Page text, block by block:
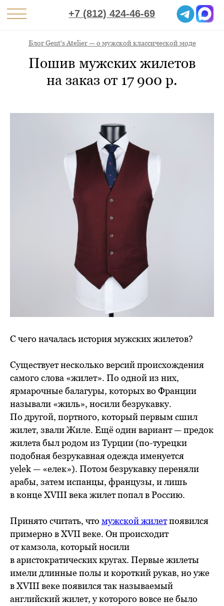
+7 (812) 424-46-69
Блог Gent's Atelier — о мужской классической моде
Пошив мужских жилетов
на заказ от 17 900 р.
С чего началась история мужских жилетов?
Существует несколько версий происхождения
самого слова «жилет». По одной из них,
ярмарочные балагуры, которых во Франции
называли «жиль», носили безрукавку.
По другой, портного, который первым сшил
жилет, звали Жиле. Ещё один вариант — предок
жилета был родом из Турции (по-турецки
подобная безрукавная одежда именуется
yelek — «елек»). Потом безрукавку переняли
арабы, затем испанцы, французы, и лишь
в конце XVIII века жилет попал в Россию.
Принято считать, что мужской жилетпоявился
примерно в XVII веке. Он происходит
от камзола, который носили
в аристократических кругах. Первые жилеты
имели длинные полы и короткий рукав, но уже
в XVIII веке появился так называемый
английский жилет, у которого вовсе не было